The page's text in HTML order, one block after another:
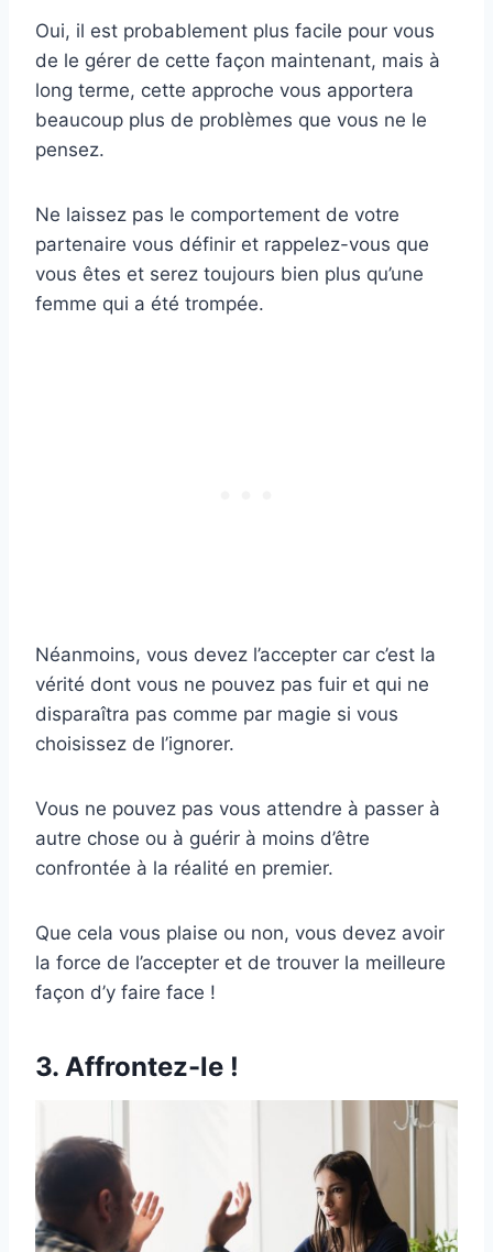
Oui, il est probablement plus facile pour vous
de le gérer de cette façon maintenant, mais à
long terme, cette approche vous apportera
beaucoup plus de problèmes que vous ne le
pensez.
Ne laissez pas le comportement de votre
partenaire vous définir et rappelez-vous que
vous êtes et serez toujours bien plus qu’une
femme qui a été trompée.
Néanmoins, vous devez l’accepter car c’est la
vérité dont vous ne pouvez pas fuir et qui ne
disparaîtra pas comme par magie si vous
choisissez de l’ignorer.
Vous ne pouvez pas vous attendre à passer à
autre chose ou à guérir à moins d’être
confrontée à la réalité en premier.
Que cela vous plaise ou non, vous devez avoir
la force de l’accepter et de trouver la meilleure
façon d’y faire face !
3. Affrontez-le !